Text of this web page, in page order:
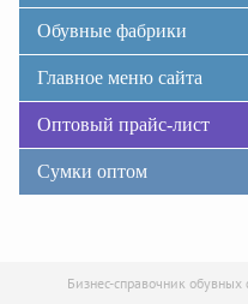
Обувные фабрики
Главное меню сайта
Оптовый прайс-лист
Сумки оптом
Бизнес-справочник